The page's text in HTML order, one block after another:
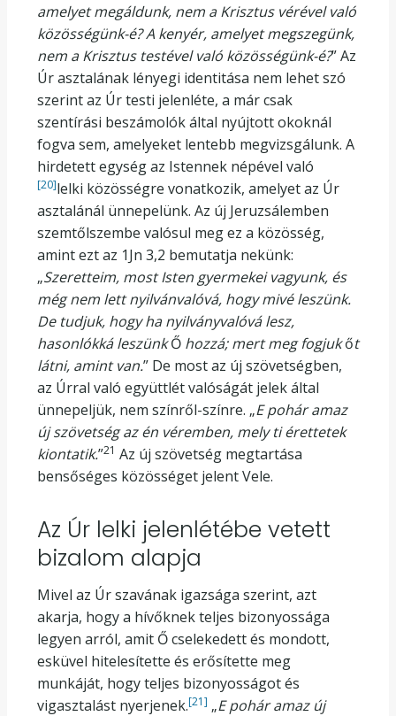
amelyet megáldunk, nem a Krisztus vérével való
közösségünk-é? A kenyér, amelyet megszegünk,
nem a Krisztus testével való közösségünk-é?” Az
Úr asztalának lényegi identitása nem lehet szó
szerint az Úr testi jelenléte, a már csak
szentírási beszámolók által nyújtott okoknál
fogva sem, amelyeket lentebb megvizsgálunk. A
hirdetett egység az Istennek népével való
[20]lelki közösségre vonatkozik, amelyet az Úr
asztalánál ünnepelünk. Az új Jeruzsálemben
szemtőlszembe valósul meg ez a közösség,
amint ezt az 1Jn 3,2 bemutatja nekünk:
„Szeretteim, most Isten gyermekei vagyunk, és
még nem lett nyilvánvalóvá, hogy mivé leszünk.
De tudjuk, hogy ha nyilványvalóvá lesz,
hasonlókká leszünkŐ hozzá; mert meg fogjukőt
látni, amint van.” De most az új szövetségben,
az Úrral való együttlét valóságát jelek által
ünnepeljük, nem színről-színre. „E pohár amaz
új szövetség az én véremben, mely ti érettetek
kiontatik.”21 Az új szövetség megtartása
bensőséges közösséget jelent Vele.
Az Úr lelki jelenlétébe vetett
bizalom alapja
Mivel az Úr szavának igazsága szerint, azt
akarja, hogy a hívőknek teljes bizonyossága
legyen arról, amit Ő cselekedett és mondott,
esküvel hitelesítette és erősítette meg
munkáját, hogy teljes bizonyosságot és
vigasztalást nyerjenek.[21] „E pohár amaz új